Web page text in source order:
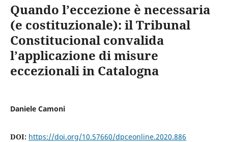
Quando l’eccezione è necessaria
(e costituzionale): il Tribunal
Constitucional convalida
l’applicazione di misure
eccezionali in Catalogna
Daniele Camoni
DOI: https://doi.org/10.57660/dpceonline.2020.886